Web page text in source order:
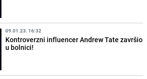
09.01.23. 16:32
Kontroverzni influencer Andrew Tate završio
u bolnici!